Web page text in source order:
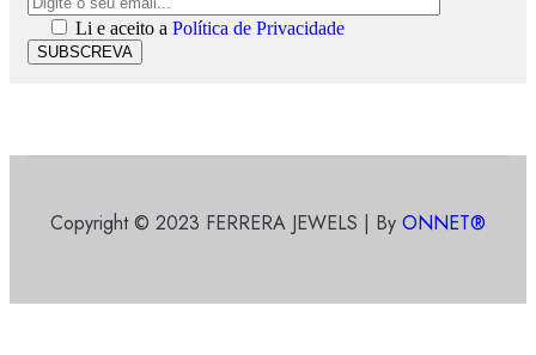
Li e aceito a Política de Privacidade
SUBSCREVA
Copyright © 2023 FERRERA JEWELS | By ONNET®